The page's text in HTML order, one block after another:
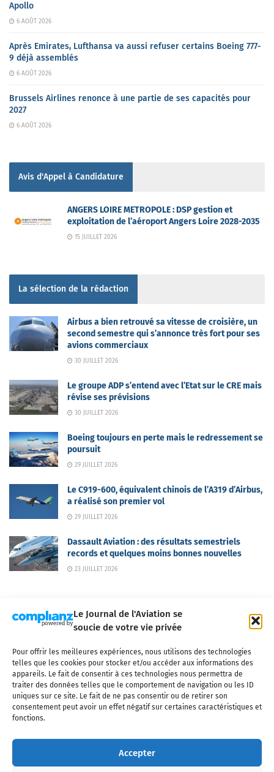
Le Journal de l'Aviation se
soucie de votre vie privée
Pour offrir les meilleures expériences, nous utilisons des technologies
telles que les cookies pour stocker et/ou accéder aux informations des
appareils. Le fait de consentir à ces technologies nous permettra de
traiter des données telles que le comportement de navigation ou les ID
uniques sur ce site. Le fait de ne pas consentir ou de retirer son
consentement peut avoir un effet négatif sur certaines caractéristiques et
fonctions.
Accepter
Apollo
6 AOÛT 2026
Après Emirates, Lufthansa va aussi refuser certains Boeing 777-
9 déjà assemblés
6 AOÛT 2026
Brussels Airlines renonce à une partie de ses capacités pour
2027
6 AOÛT 2026
Avis d'Appel à Candidature
ANGERS LOIRE METROPOLE : DSP gestion et
exploitation de l’aéroport Angers Loire 2028-2035
15 JUILLET 2026
La sélection de la rédaction
Airbus a bien retrouvé sa vitesse de croisière, un
second semestre qui s’annonce très fort pour ses
avions commerciaux
30 JUILLET 2026
Le groupe ADP s’entend avec l’Etat sur le CRE mais
révise ses prévisions
30 JUILLET 2026
Boeing toujours en perte mais le redressement se
poursuit
29 JUILLET 2026
Le C919-600, équivalent chinois de l’A319 d’Airbus,
a réalisé son premier vol
29 JUILLET 2026
Dassault Aviation : des résultats semestriels
records et quelques moins bonnes nouvelles
23 JUILLET 2026
Qui sommes-nous ? Nous contacter
Partenaires
Mentions légales
CGV Politique de confidentialité Cookies
l'industrie aéronautique, l'aviation commerciale, l'aviation d'affaires, les